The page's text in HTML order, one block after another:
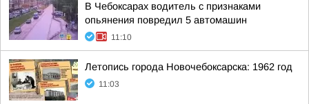
В Чебоксарах водитель с признаками
опьянения повредил 5 автомашин
11:10
Летопись города Новочебоксарска: 1962 год
11:03